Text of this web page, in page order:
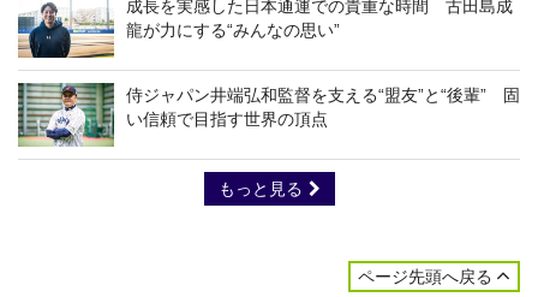
成長を実感した日本通運での貴重な時間 古田島成
龍が力にする“みんなの思い”
侍ジャパン井端弘和監督を支える“盟友”と“後輩” 固
い信頼で目指す世界の頂点
もっと見る
ページ先頭へ戻る